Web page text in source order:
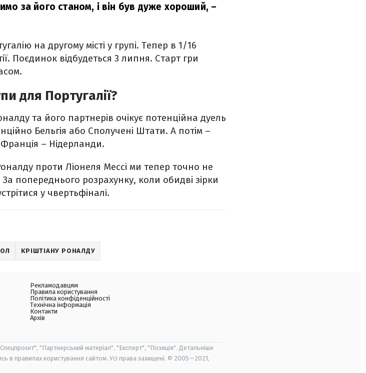
за його станом, і він був дуже хороший, –
на другому місті у групі. Тепер в 1/16
Поєдинок відбудеться 3 липня. Старт гри
для Португалії?
та його партнерів очікує потенційна дуель
Бельгія або Сполучені Штати. А потім –
– Нідерланди.
проти Ліонеля Мессі ми тепер точно не
попереднього розрахунку, коли обидві зірки
у чвертьфіналі.
КРІШТІАНУ РОНАЛДУ
Рекламодавцям
Правила користування
Політика конфіденційності
Технічна інформація
Контакти
Архів
"Партнерський матеріал", "Експерт", "Позиція". Детальніше
в правилах користування сайтом. Усі права захищені. © 2005—2021,